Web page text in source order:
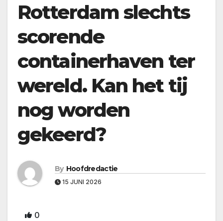
Rotterdam slechts
scorende
containerhaven ter
wereld. Kan het tij
nog worden
gekeerd?
By Hoofdredactie
15 JUNI 2026
0